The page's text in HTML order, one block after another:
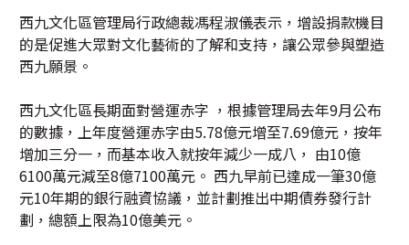
西九文化區管理局行政總裁馮程淑儀表示，增設捐款機目
的是促進大眾對文化藝術的了解和支持，讓公眾參與塑造
西九願景。
西九文化區長期面對營運赤字 ，根據管理局去年9月公布
的數據，上年度營運赤字由5.78億元增至7.69億元，按年
增加三分一，而基本收入就按年減少一成八， 由10億
6100萬元減至8億7100萬元。 西九早前已達成一筆30億
元10年期的銀行融資協議，並計劃推出中期債券發行計
劃，總額上限為10億美元。